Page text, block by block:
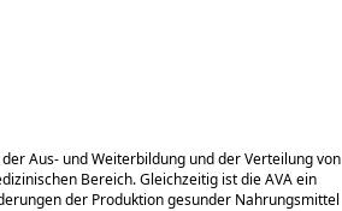
Aus- und Weiterbildung und der Verteilung von
Bereich. Gleichzeitig ist die AVA ein
der Produktion gesunder Nahrungsmittel